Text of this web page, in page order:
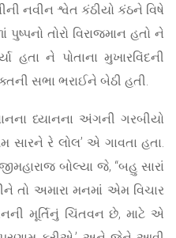
નવીન શ્વેત કંઠીયો કંઠને વિષે
પુષ્પનો તોરો વિરાજમાન હતો ને
હતા ને પોતાના મુખારવિંદની
સભા ભરાઈને બેઠી હતી.
ધ્યાનના અંગની ગરબીયો
રે લોલ’ એ ગાવતા હતા.
બોલ્યા જે, “બહુ સારાં
તો અમારા મનમાં એમ વિચાર
મૂર્તિનું ચિંતવન છે, માટે એ